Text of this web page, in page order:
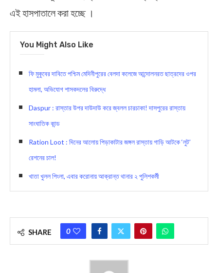
এই হাসপাতালে করা হচ্ছে ।
You Might Also Like
ফি মুকুবের দাবিতে পশ্চিম মেদিনীপুরের বেলদা কলেজে আন্দোলনরত ছাত্রদের ওপর
হামলা, অভিযোগ শাসকদলের বিরুদ্ধে
Daspur : রাস্তার উপর দাউদাউ করে জ্বলল চারচাকা! দাসপুরের রাস্তায়
সাংঘাতিক কান্ড
Ration Loot : দিনের আলোয় পিড়াকাটার জঙ্গল রাস্তায় গাড়ি আটকে ‘লুট’
রেশনের চাল!
খাতা খুলল পিংলা, এবার করোনায় আক্রান্ত থানার ২ পুলিশকর্মী
SHARE 0